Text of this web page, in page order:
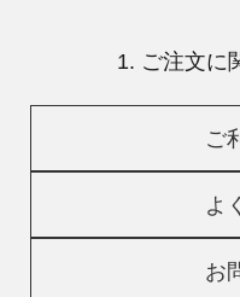
1. ご注文に
ご
よ
お